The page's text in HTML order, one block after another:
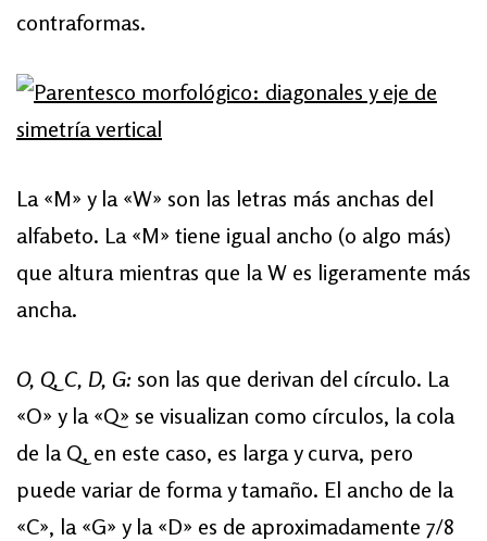
contraformas.
La «M» y la «W» son las letras más anchas del
alfabeto. La «M» tiene igual ancho (o algo más)
que altura mientras que la W es ligeramente más
ancha.
O, Q, C, D, G: son las que derivan del círculo. La
«O» y la «Q» se visualizan como círculos, la cola
de la Q, en este caso, es larga y curva, pero
puede variar de forma y tamaño. El ancho de la
«C», la «G» y la «D» es de aproximadamente 7/8